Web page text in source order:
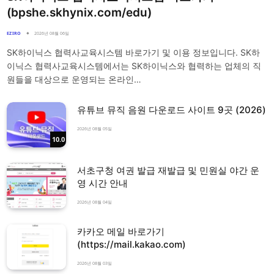
(bpshe.skhynix.com/edu)
EZIRO 2026년 08월 06일
SK하이닉스 협력사교육시스템 바로가기 및 이용 정보입니다. SK하
이닉스 협력사교육시스템에서는 SK하이닉스와 협력하는 업체의 직
원들을 대상으로 운영되는 온라인…
10.0
유튜브 뮤직 음원 다운로드 사이트 9곳 (2026)
2026년 08월 05일
서초구청 여권 발급 재발급 및 민원실 야간 운
영 시간 안내
2026년 08월 04일
카카오 메일 바로가기
(https://mail.kakao.com)
2026년 08월 03일